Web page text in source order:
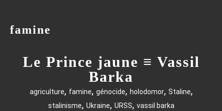
famine
Le Prince jaune ≡ Vassil
Barka
agriculture, famine, génocide, holodomor, Staline,
stalinisme, Ukraine, URSS, vassil barka